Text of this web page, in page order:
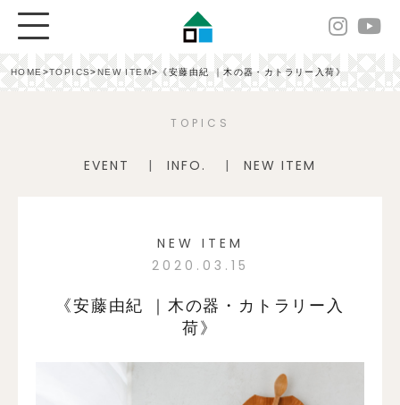
HOME>TOPICS>NEW ITEM>《安藤由紀 ｜木の器・カトラリー入荷》
TOPICS
EVENT INFO. NEW ITEM
NEW ITEM
2020.03.15
《安藤由紀 ｜木の器・カトラリー入
荷》